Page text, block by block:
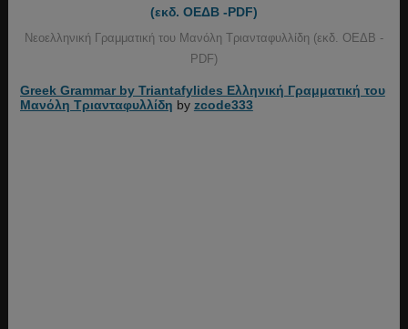
Νεοελληνική Γραμματική του Μανόλη Τριανταφυλλίδη (εκδ. ΟΕΔΒ -
PDF)
Greek Grammar by Triantafylides Ελληνική Γραμματική του
Μανόλη Τριανταφυλλίδη by zcode333